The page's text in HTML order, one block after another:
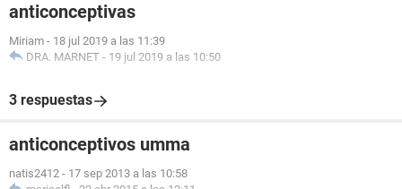
anticonceptivas
Miriam - 18 jul 2019 a las 11:39
DRA. MARNET - 19 jul 2019 a las 10:50
3 respuestas
anticonceptivos umma
natis2412 - 17 sep 2013 a las 10:58